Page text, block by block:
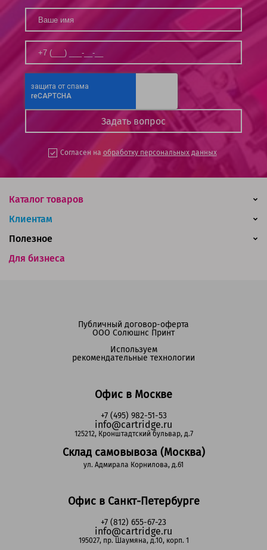
Согласен на обработку персональных данных
Каталог товаров
Клиентам
Для бизнеса
Полезное
Офис в Москве
+7 (495) 982-51-53
info@cartridge.ru
125212, Кронштадтский бульвар, д.7
Склад самовывоза (Москва)
ул. Адмирала Корнилова, д.61
Офис в Санкт-Петербурге
+7 (812) 655-67-23
info@cartridge.ru
195027, пр. Шаумяна, д.10, корп. 1
Публичный договор-оферта
ООО Солюшнс Принт
Используем
рекомендательные технологии